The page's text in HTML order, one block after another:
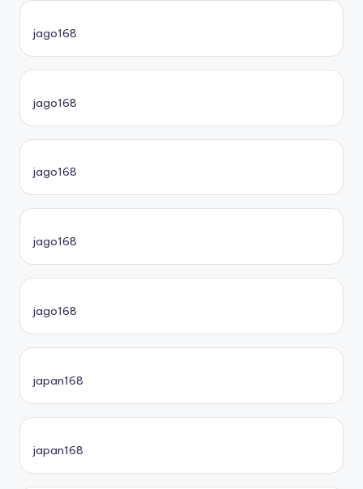
jago168
jago168
jago168
jago168
jago168
japan168
japan168